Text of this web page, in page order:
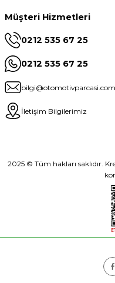
Müşteri Hizmetleri
0212 535 67 25
0212 535 67 25
bilgi@otomotivparcasi.com
İletişim Bilgilerimiz
2025 © Tüm hakları saklıdır.